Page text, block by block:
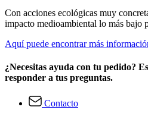
Con acciones ecológicas muy
impacto medioambiental lo más bajo
Aquí puede encontrar más
¿Necesitas ayuda con tu pedido?
responder a tus preguntas.
Contacto